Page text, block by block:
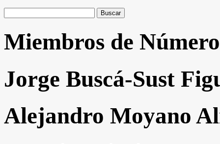
Miembros de
Jorge Buscá-Sust
Alejandro Moyano